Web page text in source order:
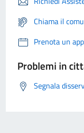
Chiama il
Prenota un
Problemi in
Segnala